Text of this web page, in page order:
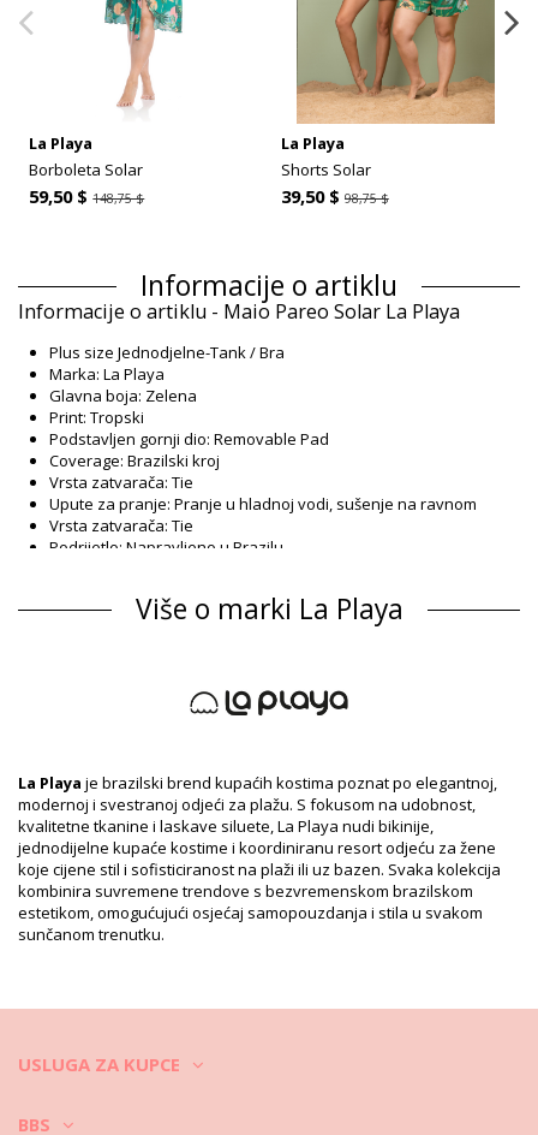
La Playa
Borboleta Solar
59,50 $148,75 $
La Playa
Shorts Solar
39,50 $ 98,75 $
Informacije o artiklu
Informacije o artiklu - Maio Pareo Solar La Playa
Plus size Jednodjelne-Tank / Bra
Marka: La Playa
Glavna boja: Zelena
Print: Tropski
Podstavljen gornji dio: Removable Pad
Coverage: Brazilski kroj
Vrsta zatvarača: Tie
Upute za pranje: Pranje u hladnoj vodi, sušenje na ravnom
Vrsta zatvarača: Tie
Podrijetlo: Napravljeno u Brazilu
Sastav
Informacije o proizvodu
uključen)
HS CODE: 6112.41.0010
SKU: 1981116592
EAN: XS (7899918231445), S (7899670435006), M (7899670350668),
L (7899670435013), XL (7899670435020), XXL (7899670435037),
XXXL (7899670435044)
Referenca dobavljača: 3092130
Težina: 115g / 0.25lb / 4.06oz
Upute za pranje i njegu
Želite li uživati u vašem novom bikiniju nekoliko sezona? Ako je tako,
Više o marki La Playa
La Playa je brazilski brend kupaćih kostima poznat po elegantnoj,
modernoj i svestranoj odjeći za plažu. S fokusom na udobnost,
kvalitetne tkanine i laskave siluete, La Playa nudi bikinije,
jednodijelne kupaće kostime i koordiniranu resort odjeću za žene
koje cijene stil i sofisticiranost na plaži ili uz bazen. Svaka kolekcija
kombinira suvremene trendove s bezvremenskom brazilskom
estetikom, omogućujući osjećaj samopouzdanja i stila u svakom
sunčanom trenutku.
USLUGA ZA KUPCE
BBS